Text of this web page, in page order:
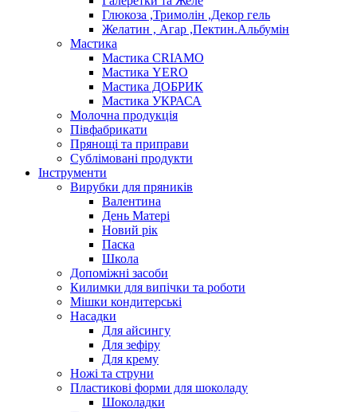
Глюкоза ,Тримолін ,Декор гель
Желатин , Агар ,Пектин.Альбумін
Мастика
Мастика CRIAMO
Мастика YERO
Мастика ДОБРИК
Мастика УКРАСА
Молочна продукція
Півфабрикати
Прянощі та приправи
Сублімовані продукти
Інструменти
Вирубки для пряників
Валентина
День Матері
Новий рік
Паска
Школа
Допоміжні засоби
Килимки для випічки та роботи
Мішки кондитерські
Насадки
Для айсингу
Для зефіру
Для крему
Ножі та струни
Пластикові форми для шоколаду
Шоколадки